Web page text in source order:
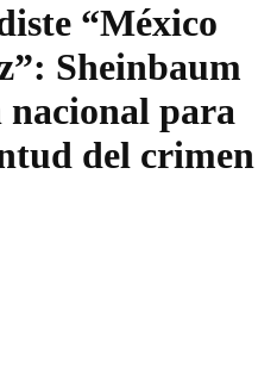
“México
Sheinbaum
nacional para
del crimen